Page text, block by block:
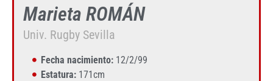
Marieta ROMÁN
Univ. Rugby Sevilla
Fecha nacimiento:12/2/99
Estatura:171cm